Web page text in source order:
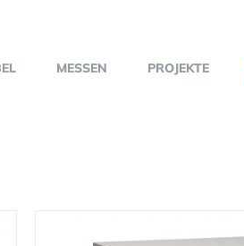
MESSEN PROJEKTE